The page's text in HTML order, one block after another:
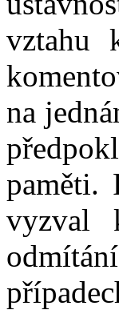
vztahu
na
paměti.
vyzval